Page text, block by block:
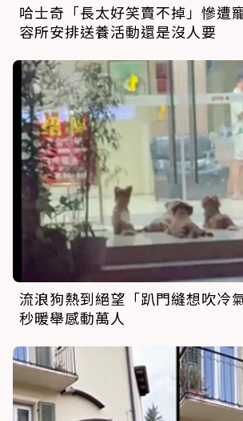
哈士奇「長太好笑賣不掉」慘遭
容所安排送養活動還是沒人要
流浪狗熱到絕望「趴門縫想吹冷
秒暖舉感動萬人